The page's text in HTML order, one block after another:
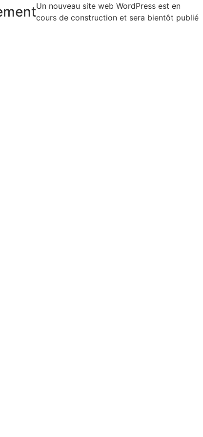
Un nouveau site web WordPress est en
cours de construction et sera bientôt publié